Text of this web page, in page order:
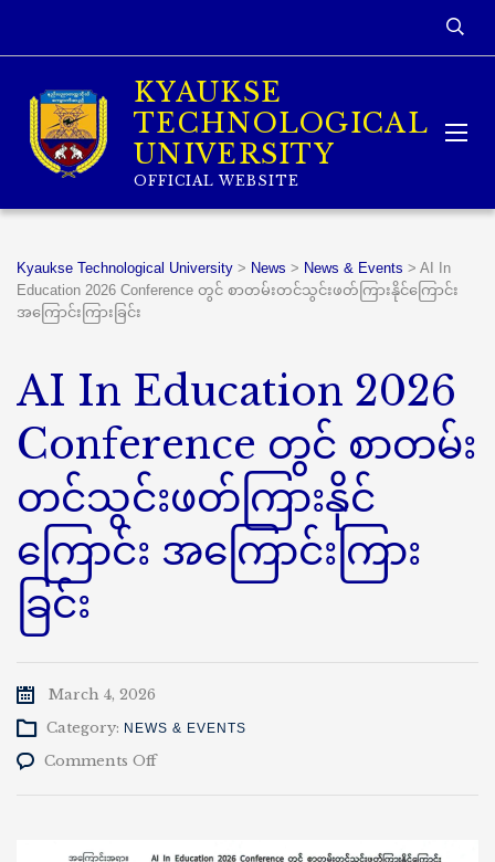
KYAUKSE
TECHNOLOGICAL
UNIVERSITY
OFFICIAL WEBSITE
Kyaukse Technological University > News > News & Events > AI In
Education 2026 Conference တွင် စာတမ်းတင်သွင်းဖတ်ကြားနိုင်ကြောင်း
အကြောင်းကြားခြင်း
AI In Education 2026
Conference တွင် စာတမ်း
တင်သွင်းဖတ်ကြားနိုင်
ကြောင်း အကြောင်းကြား
ခြင်း
March 4, 2026
Category: NEWS & EVENTS
Comments Offon